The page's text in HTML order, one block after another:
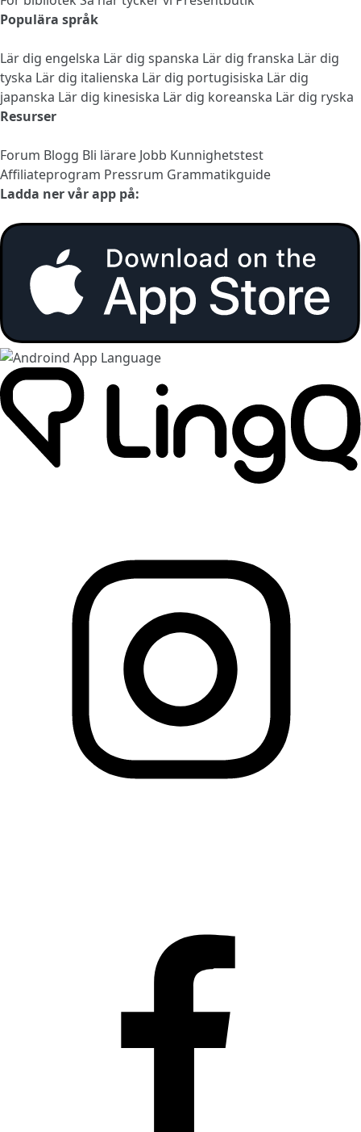
Populära språk
Lär dig engelska Lär dig spanska Lär dig franska Lär dig
tyska Lär dig italienska Lär dig portugisiska Lär dig
japanska Lär dig kinesiska Lär dig koreanska Lär dig ryska
Resurser
Forum Blogg Bli lärare Jobb Kunnighetstest
Affiliateprogram Pressrum Grammatikguide
Ladda ner vår app på: